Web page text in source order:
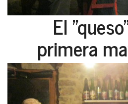
El
primera